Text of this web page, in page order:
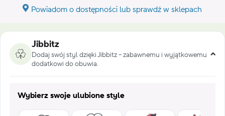
Powiadom o dostępności lub sprawdź w sklepach
Jibbitz
Dodaj swój styl dzięki Jibbitz – zabawnemu i wyjątkowemu
dodatkowi do obuwia.
Wybierz swoje ulubione style